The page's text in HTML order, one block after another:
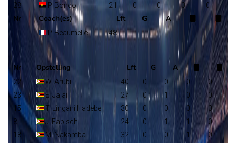
28
P. Bondo 21 0 0 0 0
Nr Coach(es) Lft G A
P. Beaumelle 48 - - - -
Zimbabwe
Selectie
Nr Opstelling Lft G A
22 W. Arubi 40 0 0 0
0
23
E. Jalai 27 0 1 0
0
15
T. Lingani Hadebe 30 0 0 0
0
8
J. Fabisch 24 0 1 1
0
18
M. Nakamba 32 0 0 1
0